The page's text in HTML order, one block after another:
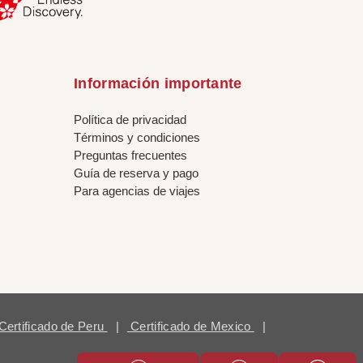
Información importante
Política de privacidad
Términos y condiciones
Preguntas frecuentes
Guía de reserva y pago
Para agencias de viajes
de Peru | Certificado de Mexico |